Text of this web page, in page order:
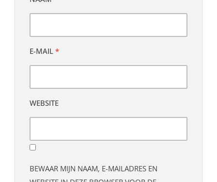
E-MAIL *
WEBSITE
BEWAAR MIJN NAAM, E-MAILADRES EN